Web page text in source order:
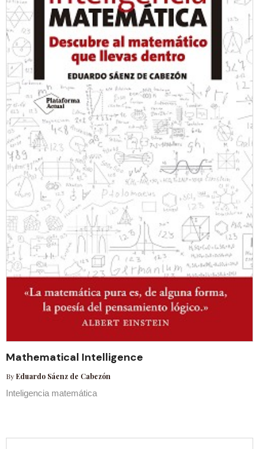
Mathematical Intelligence
ByEduardo Sáenz de Cabezón
Inteligencia matemática